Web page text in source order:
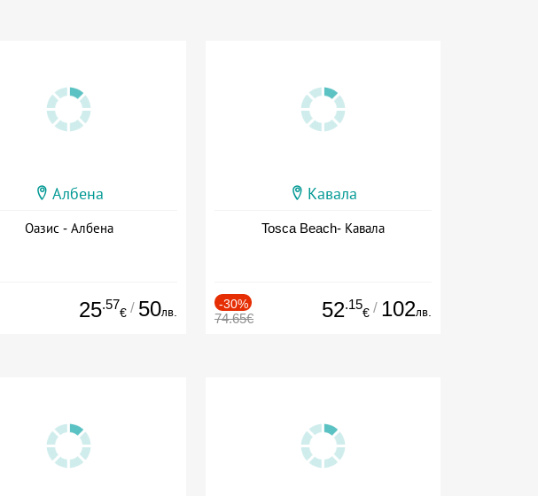
Албена
Оазис - Албена
25.57
€ / 50лв.
Кавала
Tosca Beach- Кавала
-30%
74.65€ 52.15
€ / 102лв.